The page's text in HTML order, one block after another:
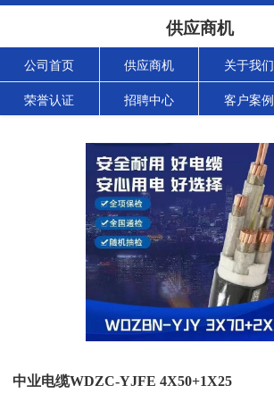
供应商机
公司首页 供应商机 关于我们
荣誉认证 招聘中心 客户案例
中业电缆WDZC-YJFE 4X50+1X25